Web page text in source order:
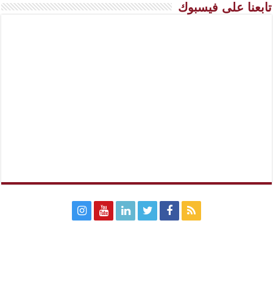
تابعنا على فيسبوك